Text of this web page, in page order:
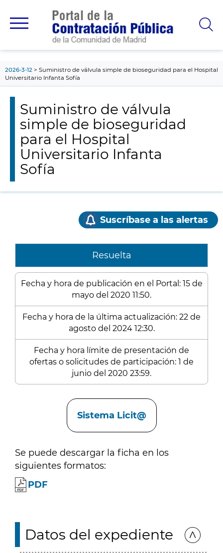
principal
2026-3-12
Suministro de válvula simple de bioseguridad para el Hospital
Universitario Infanta Sofía
Suministro de válvula
simple de bioseguridad
para el Hospital
Universitario Infanta
Sofía
Suscríbase a las alertas
Resuelta
Fecha y hora de publicación en el Portal: 15 de
mayo del 2020 11:50.
Fecha y hora de la última actualización: 22 de
agosto del 2024 12:30.
Fecha y hora límite de presentación de
ofertas o solicitudes de participación: 1 de
junio del 2020 23:59.
Sistema Licit@
Se puede descargar la ficha en los
siguientes formatos:
PDF
Datos del expediente